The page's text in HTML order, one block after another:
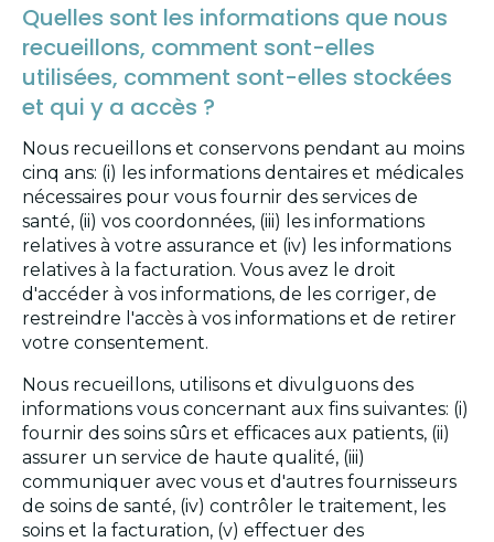
Quelles sont les informations que nous
recueillons, comment sont-elles
utilisées, comment sont-elles stockées
et qui y a accès ?
Nous recueillons et conservons pendant au moins
cinq ans: (i) les informations dentaires et médicales
nécessaires pour vous fournir des services de
santé, (ii) vos coordonnées, (iii) les informations
relatives à votre assurance et (iv) les informations
relatives à la facturation. Vous avez le droit
d'accéder à vos informations, de les corriger, de
restreindre l'accès à vos informations et de retirer
votre consentement.
Nous recueillons, utilisons et divulguons des
informations vous concernant aux fins suivantes: (i)
fournir des soins sûrs et efficaces aux patients, (ii)
assurer un service de haute qualité, (iii)
communiquer avec vous et d'autres fournisseurs
de soins de santé, (iv) contrôler le traitement, les
soins et la facturation, (v) effectuer des